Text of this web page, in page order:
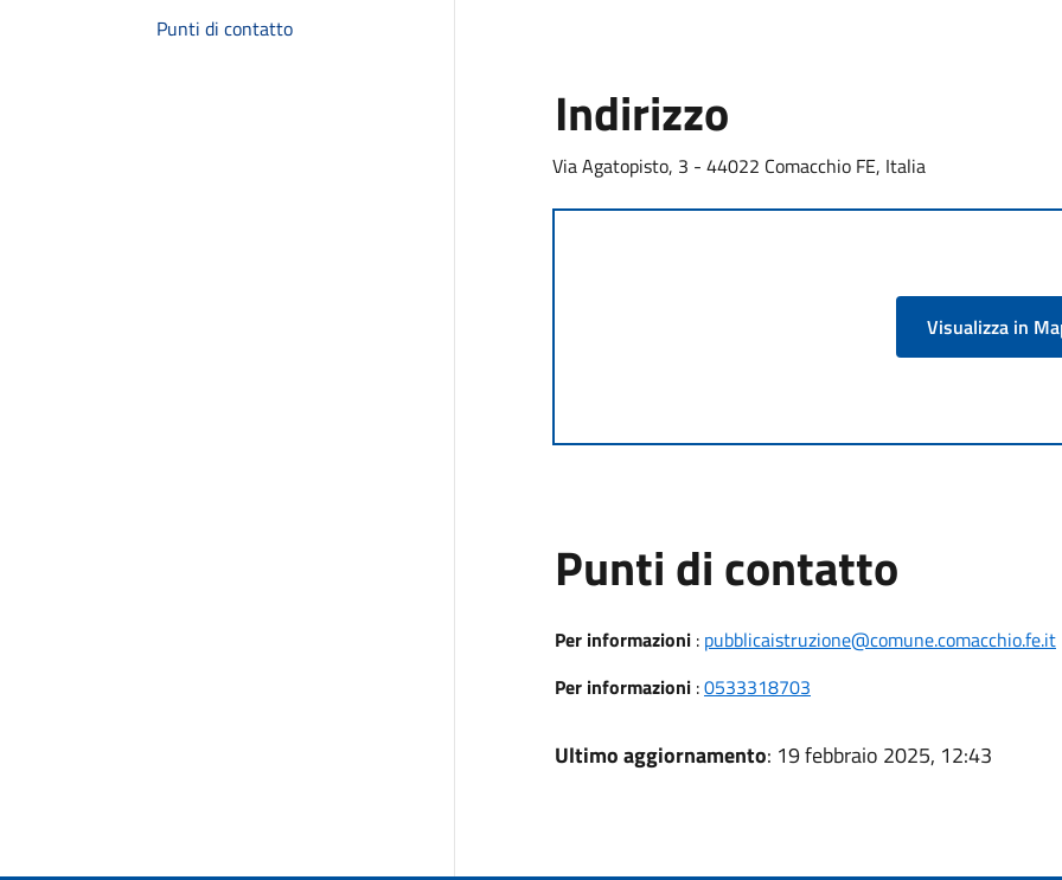
Punti di contatto
Indirizzo
Via Agatopisto, 3 - 44022 Comacchio FE, Italia
Visualizza in
Punti di contatto
Per informazioni: pubblicaistruzione@comune.comacchio.fe.it
Per informazioni:0533318703
Ultimo aggiornamento: 19 febbraio 2025, 12:43